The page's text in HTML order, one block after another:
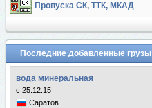
Пропуска СК, ТТК, МКАД
Последние добавленные грузы
вода минеральная
с 25.12.15
Саратов